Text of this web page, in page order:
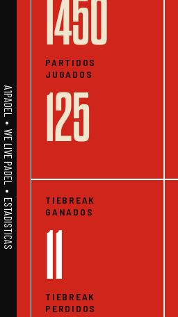
A1PADEL • WE LIVE PADEL • ESTADISTICAS
1450
PARTIDOS
JUGADOS
125
TIEBREAK
GANADOS
11
TIEBREAK
PERDIDOS